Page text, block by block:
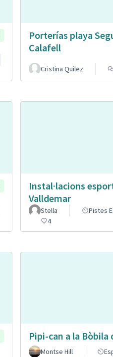
Porterías playa
Calafell
Cristina Quilez
Instal·lacions
Valldemar
Stella Pistes
4
Pipi-can a la Bòbila
Montse Hill